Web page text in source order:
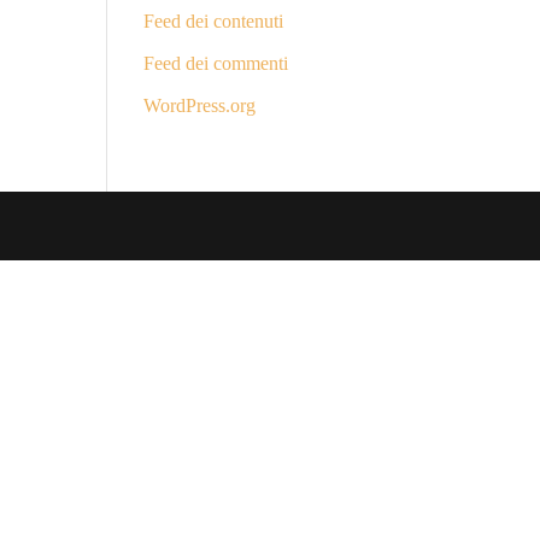
Feed dei contenuti
Feed dei commenti
WordPress.org